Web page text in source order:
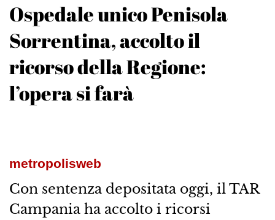
Ospedale unico Penisola
Sorrentina, accolto il
ricorso della Regione:
l’opera si farà
metropolisweb
Con sentenza depositata oggi, il TAR
Campania ha accolto i ricorsi